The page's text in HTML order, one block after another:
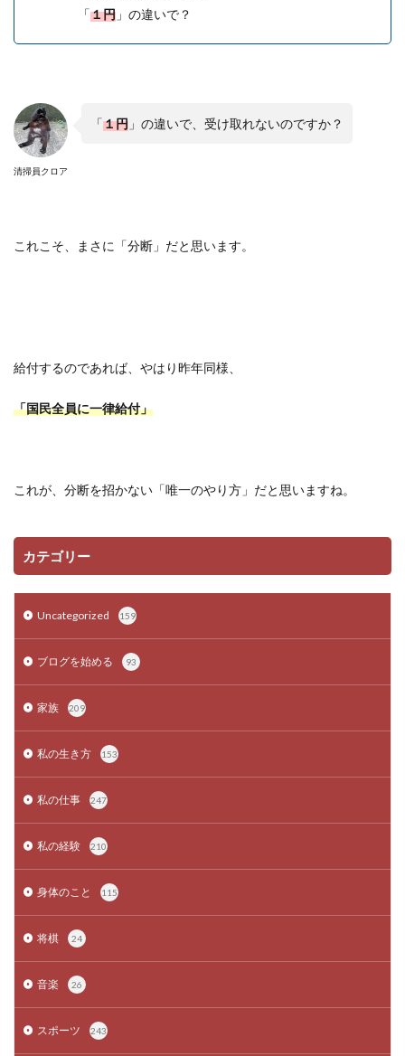
「１円 」の違いで？
清掃員クロア
「１円 」の違いで、受け取れないのですか？
これこそ、まさに「分断」だと思います。
給付するのであれば、やはり昨年同様、
「国民全員に一律給付」
これが、分断を招かない「唯一のやり方」だと思いますね。
カテゴリー
Uncategorized 159
ブログを始める 93
家族 209
私の生き方 153
私の仕事 247
私の経験 210
身体のこと 115
将棋 24
音楽 26
スポーツ 243